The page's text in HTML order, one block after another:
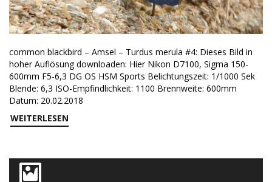
common blackbird – Amsel – Turdus merula #4: Dieses Bild in
hoher Auflösung downloaden: Hier Nikon D7100, Sigma 150-
600mm F5-6,3 DG OS HSM Sports Belichtungszeit: 1/1000 Sek
Blende: 6,3 ISO-Empfindlichkeit: 1100 Brennweite: 600mm
Datum: 20.02.2018
WEITERLESEN